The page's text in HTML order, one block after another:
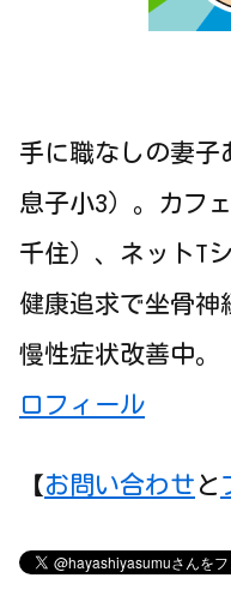
手に職なしの妻
息子小3）。カフ
千住）、ネットT
健康追求で坐骨神
慢性症状改善中
ロフィール
【お問い合わせ と